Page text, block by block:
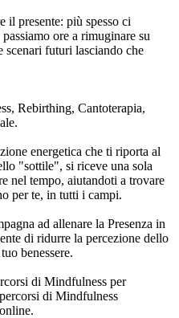
il presente: più spesso ci
ore a rimuginare su
scenari futuri lasciando che
Rebirthing, Cantoterapia,
energetica che ti riporta al
"sottile", si riceve una sola
nel tempo, aiutandoti a trovare
per te, in tutti i campi.
ad allenare la Presenza in
di ridurre la percezione dello
benessere.
di Mindfulness per
di Mindfulness